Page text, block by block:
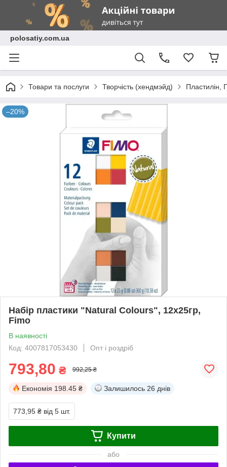
polosatiy.com.ua
Товари та послуги Творчість (хендмэйд) Пластилін,
–20%
Набір пластики "Natural Colours", 12х25гр,
Fimo
В наявності
Код: 4007817053430
Опт і роздріб
793,80 ₴ 992,25 ₴
Економія 198.45 ₴ Залишилось 26 днів
773,95 ₴ від 5 шт.
Купити
або